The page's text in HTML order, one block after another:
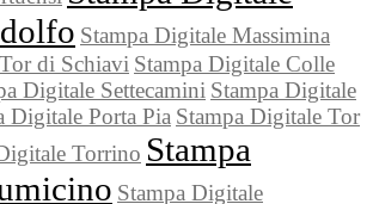
Stampa Digitale Massimina
di Schiavi Stampa Digitale Colle
Digitale Settecamini Stampa Digitale
Digitale Porta Pia Stampa Digitale Tor
Torrino Stampa
Stampa Digitale